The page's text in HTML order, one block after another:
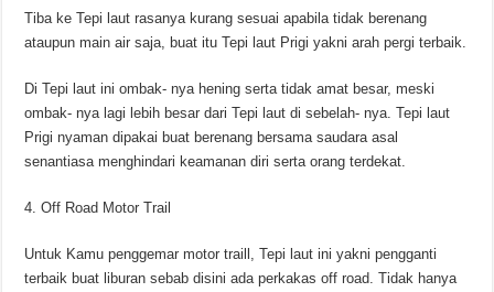
Tiba ke Tepi laut rasanya kurang sesuai apabila tidak berenang
ataupun main air saja, buat itu Tepi laut Prigi yakni arah pergi terbaik.
Di Tepi laut ini ombak- nya hening serta tidak amat besar, meski
ombak- nya lagi lebih besar dari Tepi laut di sebelah- nya. Tepi laut
Prigi nyaman dipakai buat berenang bersama saudara asal
senantiasa menghindari keamanan diri serta orang terdekat.
4. Off Road Motor Trail
Untuk Kamu penggemar motor traill, Tepi laut ini yakni pengganti
terbaik buat liburan sebab disini ada perkakas off road. Tidak hanya